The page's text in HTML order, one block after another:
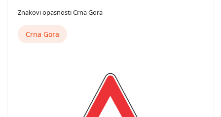
Znakovi opasnosti Crna Gora
Crna Gora